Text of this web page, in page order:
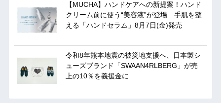
【MUCHA】ハンドケアへの新提案！ハンド
クリーム前に使う“美容液”が登場 手肌を整
える「ハンドセラム」8月7日(金)発売
令和8年熊本地震の被災地支援へ、日本製シ
ューズブランド「SWAAN4RLBERG」が売
上の10％を義援金に